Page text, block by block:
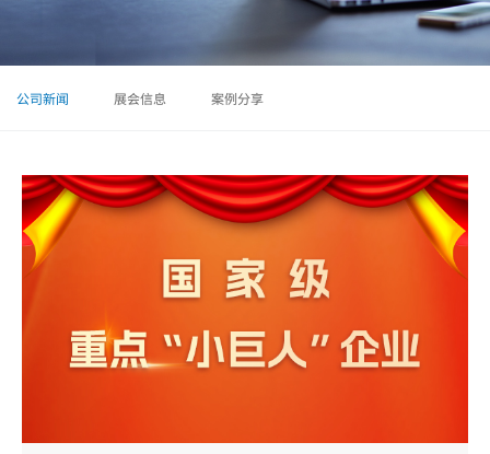
公司新闻 展会信息 案例分享